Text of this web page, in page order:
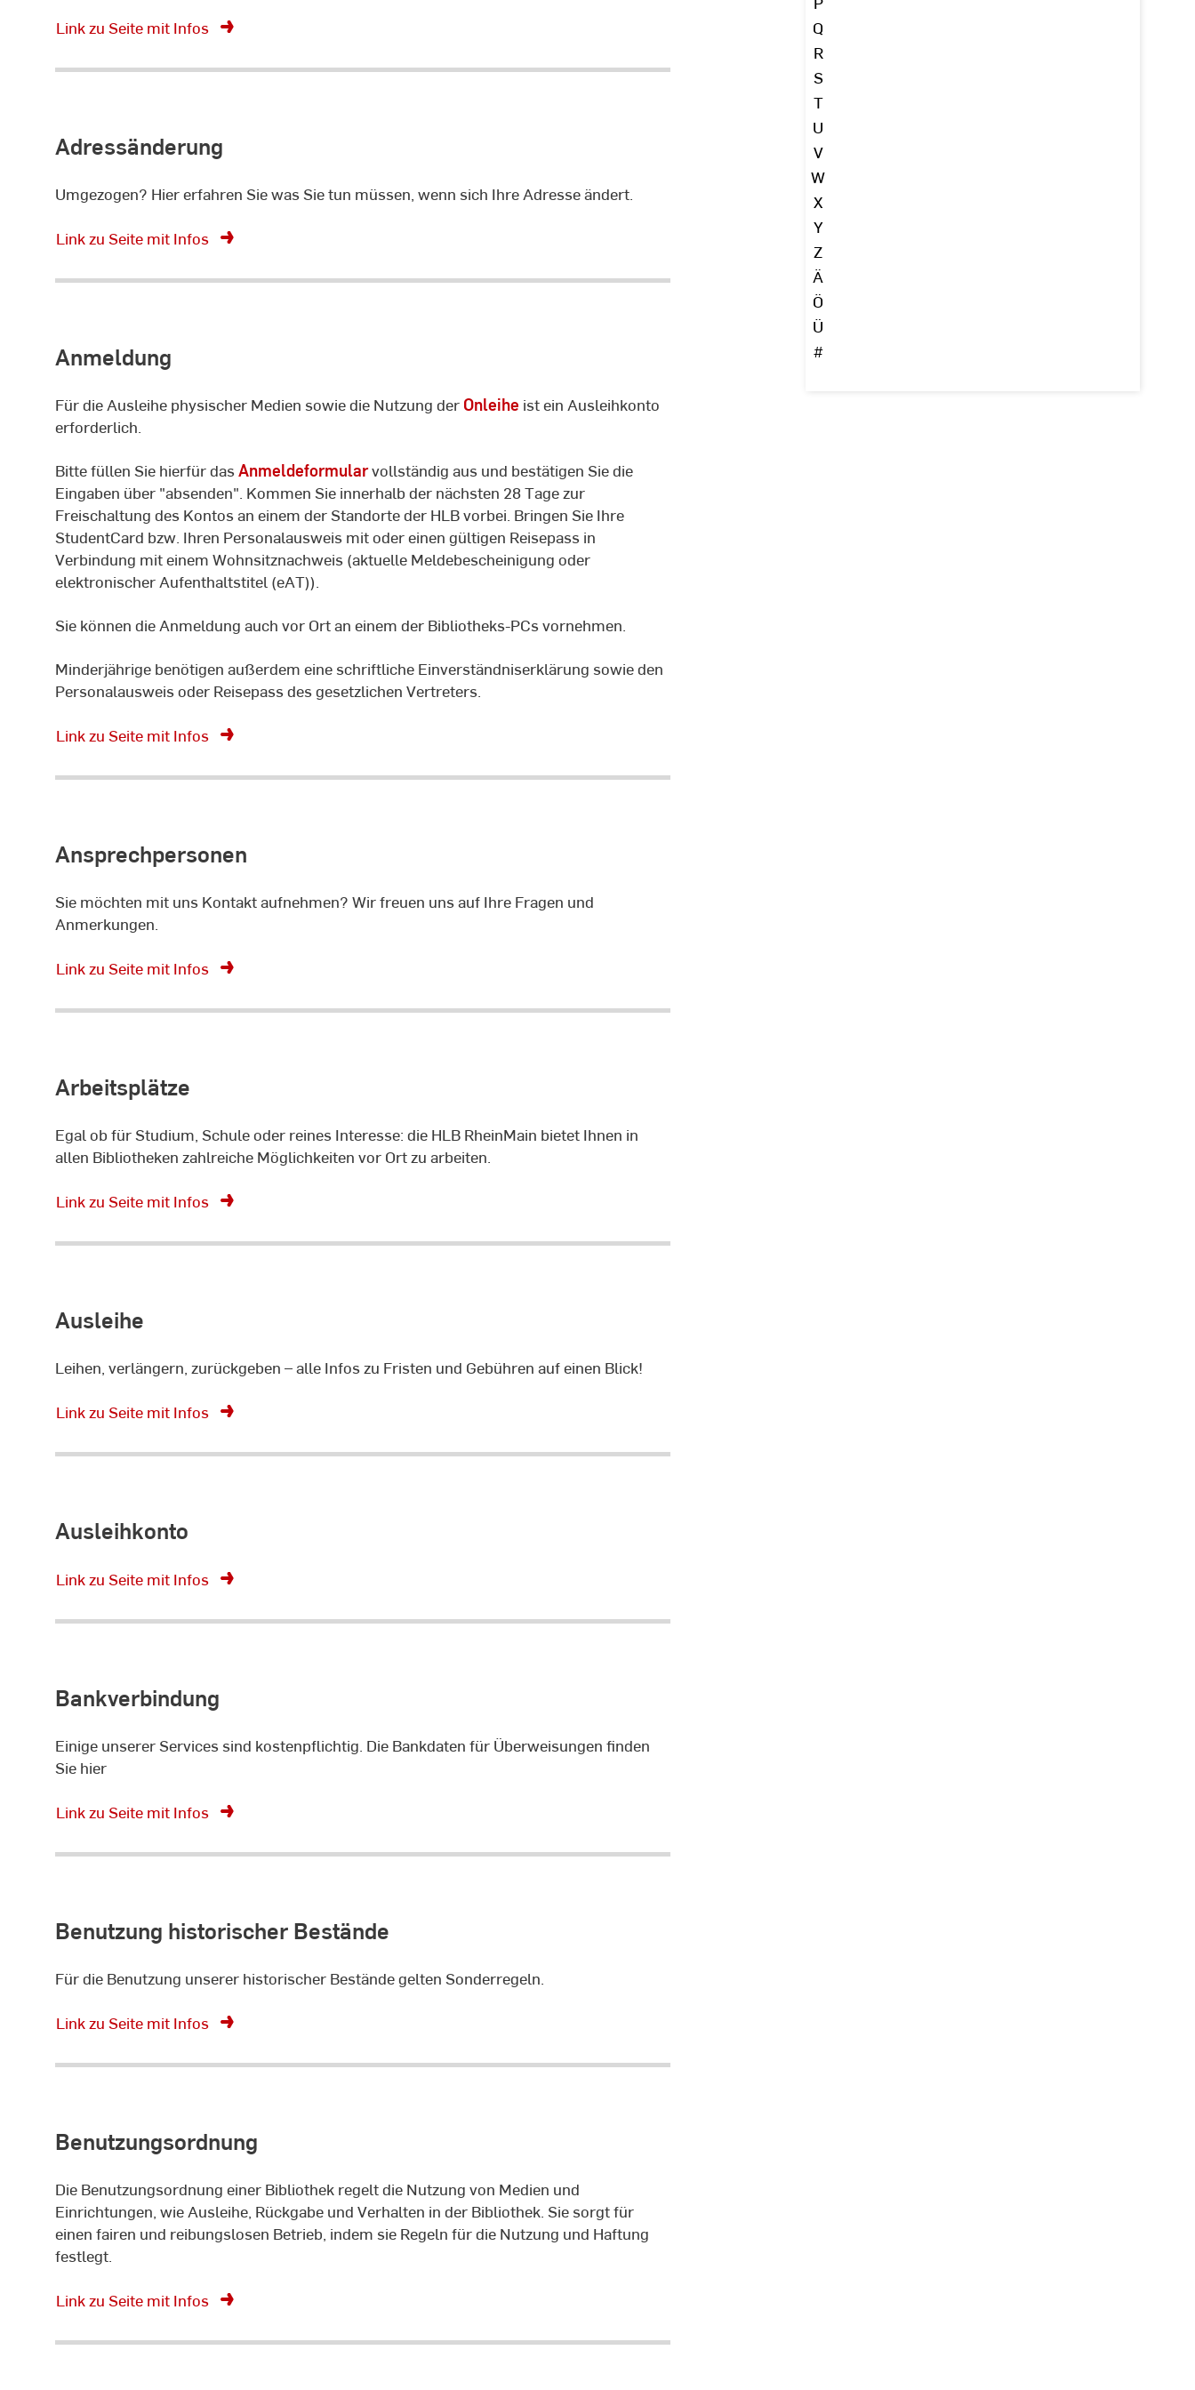
Q
R
S
T
U
V
W
X
Y
Z
Ä
Ö
Ü
#
Link zu Seite mit Infos
Adressänderung
Umgezogen? Hier erfahren Sie was Sie tun müssen, wenn sich Ihre Adresse ändert.
Link zu Seite mit Infos
Anmeldung
Für die Ausleihe physischer Medien sowie die Nutzung der Onleihe ist ein Ausleihkonto
erforderlich.
Bitte füllen Sie hierfür dasAnmeldeformularvollständig aus und bestätigen Sie die
Eingaben über "absenden". Kommen Sie innerhalb der nächsten 28 Tage zur
Freischaltung des Kontos an einem der Standorte der HLB vorbei. Bringen Sie Ihre
StudentCard bzw. Ihren Personalausweis mit oder einen gültigen Reisepass in
Verbindung mit einem Wohnsitznachweis (aktuelle Meldebescheinigung oder
elektronischer Aufenthaltstitel (eAT)).
Sie können die Anmeldung auch vor Ort an einem der Bibliotheks-PCs vornehmen.
Minderjährige benötigen außerdem eine schriftliche Einverständniserklärung sowie den
Personalausweis oder Reisepass des gesetzlichen Vertreters.
Link zu Seite mit Infos
Ansprechpersonen
Sie möchten mit uns Kontakt aufnehmen? Wir freuen uns auf Ihre Fragen und
Anmerkungen.
Link zu Seite mit Infos
Arbeitsplätze
Egal ob für Studium, Schule oder reines Interesse: die HLB RheinMain bietet Ihnen in
allen Bibliotheken zahlreiche Möglichkeiten vor Ort zu arbeiten.
Link zu Seite mit Infos
Ausleihe
Leihen, verlängern, zurückgeben – alle Infos zu Fristen und Gebühren auf einen Blick!
Link zu Seite mit Infos
Ausleihkonto
Link zu Seite mit Infos
Bankverbindung
Einige unserer Services sind kostenpflichtig. Die Bankdaten für Überweisungen finden
Sie hier
Link zu Seite mit Infos
Benutzung historischer Bestände
Für die Benutzung unserer historischer Bestände gelten Sonderregeln.
Link zu Seite mit Infos
Benutzungsordnung
Die Benutzungsordnung einer Bibliothek regelt die Nutzung von Medien und
Einrichtungen, wie Ausleihe, Rückgabe und Verhalten in der Bibliothek. Sie sorgt für
einen fairen und reibungslosen Betrieb, indem sie Regeln für die Nutzung und Haftung
festlegt.
Link zu Seite mit Infos